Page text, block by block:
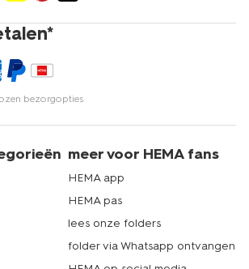
bezorgopties
meer voor HEMA fans
HEMA app
HEMA pas
lees onze folders
folder via Whatsapp ontvangen